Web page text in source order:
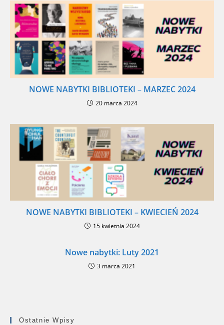
NOWE NABYTKI BIBLIOTEKI – MARZEC 2024
20 marca 2024
NOWE NABYTKI BIBLIOTEKI – KWIECIEŃ 2024
15 kwietnia 2024
Nowe nabytki: Luty 2021
3 marca 2021
Ostatnie Wpisy